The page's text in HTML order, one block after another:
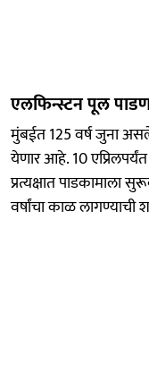
एलफिन्स्टन पूल
मुंबईत 125 वर्ष जुना
येणार आहे. 10
प्रत्यक्षात पाडकामाला
वर्षांचा काळ